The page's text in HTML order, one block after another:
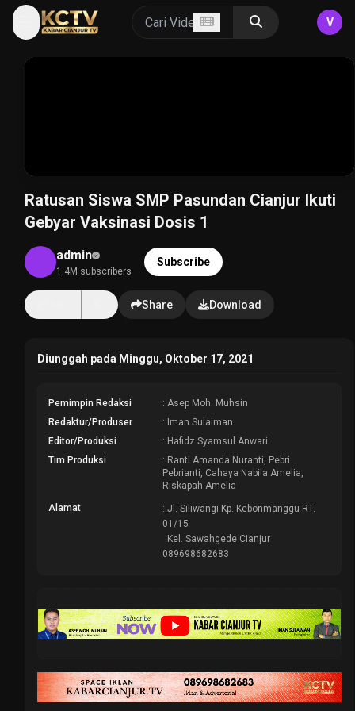
V
Ratusan Siswa SMP Pasundan Cianjur Ikuti
Gebyar Vaksinasi Dosis 1
admin
1.4M subscribers
Subscribe
Share Download
Diunggah pada Minggu, Oktober 17, 2021
Pemimpin Redaksi
: Asep Moh. Muhsin
Redaktur/Produser
: Iman Sulaiman
Editor/Produksi
: Hafidz Syamsul Anwari
Tim Produksi
: Ranti Amanda Nuranti, Pebri
Pebrianti, Cahaya Nabila Amelia,
Riskapah Amelia
Alamat
: Jl. Siliwangi Kp. Kebonmanggu RT.
01/15
Kel. Sawahgede Cianjur
089698682683